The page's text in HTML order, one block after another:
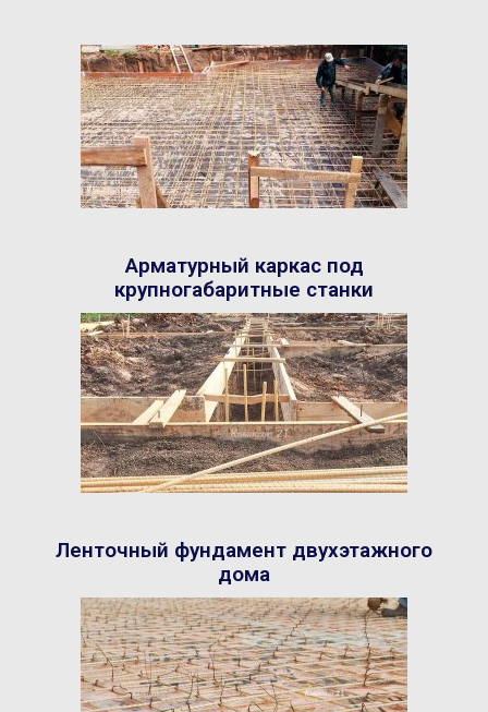
Арматурный каркас под
крупногабаритные станки
Ленточный фундамент двухэтажного
дома